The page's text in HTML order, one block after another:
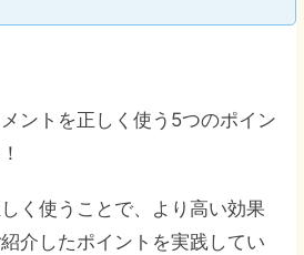
ントを正しく使う5つのポイン
く使うことで、より高い効果
介したポイントを実践してい